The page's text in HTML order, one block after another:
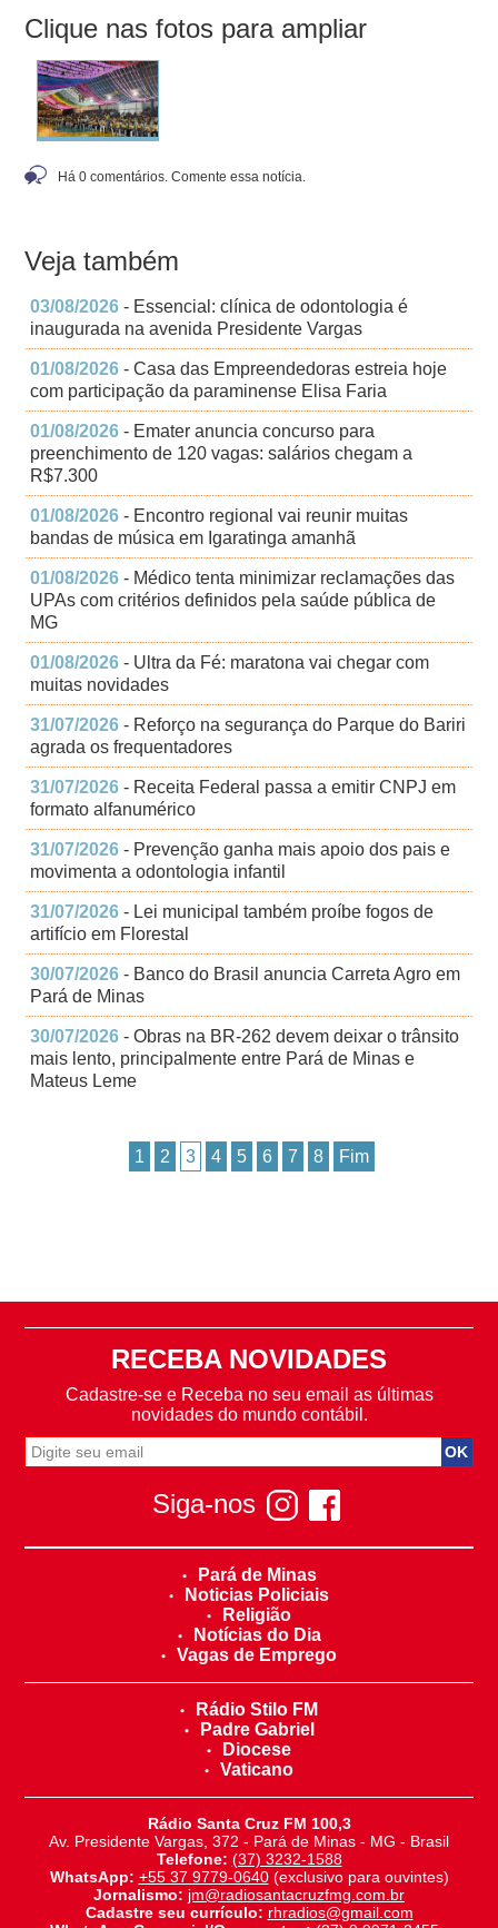
Clique nas fotos para ampliar
Há 0 comentários. Comente essa notícia.
Veja também
03/08/2026 - Essencial: clínica de odontologia é
inaugurada na avenida Presidente Vargas
01/08/2026 - Casa das Empreendedoras estreia hoje
com participação da paraminense Elisa Faria
01/08/2026 - Emater anuncia concurso para
preenchimento de 120 vagas: salários chegam a
R$7.300
01/08/2026 - Encontro regional vai reunir muitas
bandas de música em Igaratinga amanhã
01/08/2026 - Médico tenta minimizar reclamações das
UPAs com critérios definidos pela saúde pública de
MG
01/08/2026 - Ultra da Fé: maratona vai chegar com
muitas novidades
31/07/2026 - Reforço na segurança do Parque do Bariri
agrada os frequentadores
31/07/2026 - Receita Federal passa a emitir CNPJ em
formato alfanumérico
31/07/2026 - Prevenção ganha mais apoio dos pais e
movimenta a odontologia infantil
31/07/2026 - Lei municipal também proíbe fogos de
artifício em Florestal
30/07/2026 - Banco do Brasil anuncia Carreta Agro em
Pará de Minas
30/07/2026 - Obras na BR-262 devem deixar o trânsito
mais lento, principalmente entre Pará de Minas e
Mateus Leme
1 2 3 4 5 6 7 8 Fim
RECEBA NOVIDADES
Cadastre-se e Receba no seu email as últimas
novidades do mundo contábil.
Siga-nos
Pará de Minas
Noticias Policiais
Religião
Notícias do Dia
Vagas de Emprego
Rádio Stilo FM
Padre Gabriel
Diocese
Vaticano
Rádio Santa Cruz FM 100,3
Av. Presidente Vargas, 372 - Pará de Minas - MG - Brasil
Telefone: (37) 3232-1588
WhatsApp: +55 37 9779-0640(exclusivo para ouvintes)
Jornalismo: jm@radiosantacruzfmg.com.br
Cadastre seu currículo: rhradios@gmail.com